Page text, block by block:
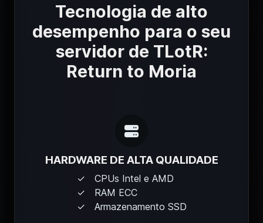
Tecnologia de alto
desempenho para o seu
servidor de TLotR:
Return to Moria
HARDWARE DE ALTA QUALIDADE
CPUs Intel e AMD
RAM ECC
Armazenamento SSD